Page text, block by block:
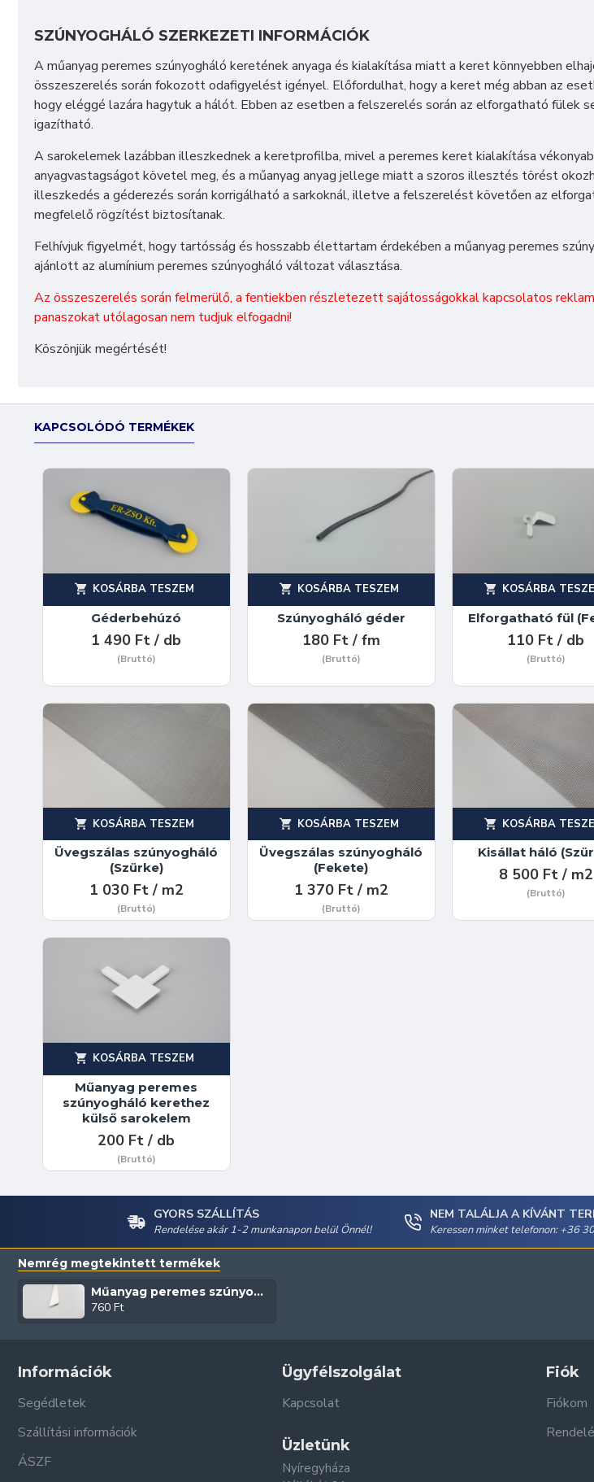
SZÚNYOGHÁLÓ SZERKEZETI INFORMÁCIÓK
A műanyag peremes szúnyogháló keretének anyaga és kialakítása miatt a keret könnyebben
összeszerelés során fokozott odafigyelést igényel. Előfordulhat, hogy a keret még abban az
hogy eléggé lazára hagytuk a hálót. Ebben az esetben a felszerelés során az elforgatható fülek
igazítható.
A sarokelemek lazábban illeszkednek a keretprofilba, mivel a peremes keret kialakítása
anyagvastagságot követel meg, és a műanyag anyag jellege miatt a szoros illesztés törést
illeszkedés a géderezés során korrigálható a sarkoknál, illetve a felszerelést követően az
megfelelő rögzítést biztosítanak.
Felhívjuk figyelmét, hogy tartósság és hosszabb élettartam érdekében a műanyag peremes
ajánlott az alumínium peremes szúnyogháló változat választása.
Az összeszerelés során felmerülő, a fentiekben részletezett sajátosságokkal kapcsolatos
panaszokat utólagosan nem tudjuk elfogadni!
Köszönjük megértését!
KAPCSOLÓDÓ TERMÉKEK
Géderbehúzó
1 490 Ft / db
(Bruttó)
KOSÁRBA TESZEM
Szúnyogháló géder
180 Ft / fm
(Bruttó)
KOSÁRBA TESZEM
Elforgatható fül
110 Ft / db
(Bruttó)
KOSÁRBA
Üvegszálas szúnyogháló
(Szürke)
1 030 Ft / m2
(Bruttó)
KOSÁRBA TESZEM
Üvegszálas szúnyogháló
(Fekete)
1 370 Ft / m2
(Bruttó)
KOSÁRBA TESZEM
Kisállat háló
8 500 Ft / m2
(Bruttó)
KOSÁRBA
Műanyag peremes
szúnyogháló kerethez
külső sarokelem
200 Ft / db
(Bruttó)
KOSÁRBA TESZEM
GYORS SZÁLLÍTÁS
Rendelése akár 1-2 munkanapon belül Önnél!
NEM TALÁLJA A KÍVÁNT
Keressen minket telefonon: +36
Nemrég megtekintett termékek
Műanyag peremes szúnyogháló keret (Fehér)
760 Ft
Információk
Segédletek
Szállítási információk
ÁSZF
Ügyfélszolgálat
Kapcsolat
Üzletünk
Nyíregyháza
Fiók
Fiókom